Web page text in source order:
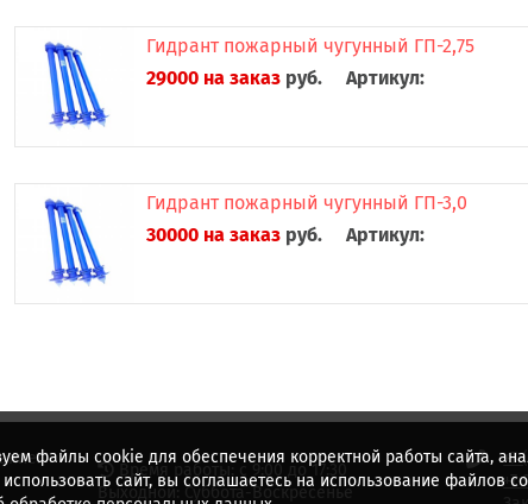
Гидрант пожарный чугунный ГП-2,75
29000 на заказ руб. Артикул:
Гидрант пожарный чугунный ГП-3,0
30000 на заказ руб. Артикул:
Время работы: с 9:00 до 17:30
Выходной: Суббота-Воскресенье
+7
+7
файлы cookie для обеспечения корректной работы сайта,
сайт, вы соглашаетесь на использование файлов